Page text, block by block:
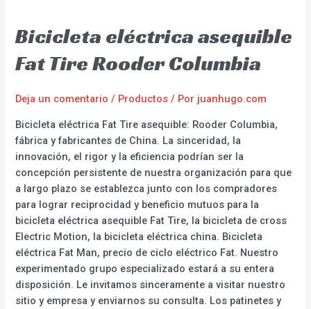
Bicicleta eléctrica asequible
Fat Tire Rooder Columbia
Deja un comentario / Productos / Por juanhugo.com
Bicicleta eléctrica Fat Tire asequible: Rooder Columbia,
fábrica y fabricantes de China. La sinceridad, la
innovación, el rigor y la eficiencia podrían ser la
concepción persistente de nuestra organización para que
a largo plazo se establezca junto con los compradores
para lograr reciprocidad y beneficio mutuos para la
bicicleta eléctrica asequible Fat Tire, la bicicleta de cross
Electric Motion, la bicicleta eléctrica china. Bicicleta
eléctrica Fat Man, precio de ciclo eléctrico Fat. Nuestro
experimentado grupo especializado estará a su entera
disposición. Le invitamos sinceramente a visitar nuestro
sitio y empresa y enviarnos su consulta. Los patinetes y